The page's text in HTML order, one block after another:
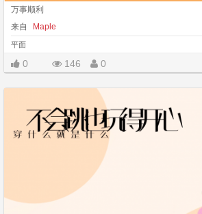
万事顺利
来自
Maple
平面
0 146 0